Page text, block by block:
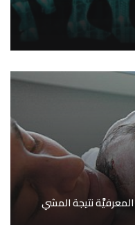
المعرفيَّة نتيجة المشي